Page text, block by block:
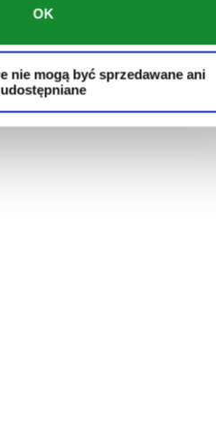
OK
nie mogą być sprzedawane ani
udostępniane